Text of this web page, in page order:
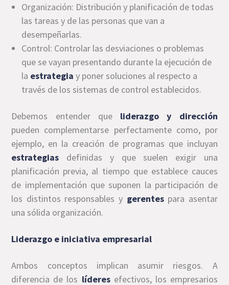
Organización: Distribución y planificación de todas
las tareas y de las personas que van a
desempeñarlas.
Control: Controlar las desviaciones o problemas
que se vayan presentando durante la ejecución de
la estrategia y poner soluciones al respecto a
través de los sistemas de control establecidos.
Debemos entender que liderazgo y dirección
pueden complementarse perfectamente como, por
ejemplo, en la creación de programas que incluyan
estrategias definidas y que suelen exigir una
planificación previa, al tiempo que establece cauces
de implementación que suponen la participación de
los distintos responsables y gerentespara asentar
una sólida organización.
Liderazgo e iniciativa empresarial
Ambos conceptos implican asumir riesgos. A
diferencia de los líderesefectivos, los empresarios